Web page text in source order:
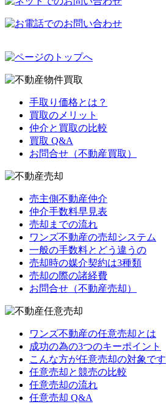
手取り価格とは？
買取のメリット
仲介と買取の比較
買取 Q&A
お問合せ（不動産買取）
売主側不動産仲介
仲介手数料早見表
売却までの流れ
ワンズ不動産の売却システム
一般の手数料とどう違うの
売却時の媒介契約は3種類
売却の際の諸経費
お問合せ（不動産売却）
ワンズ不動産の任意売却とは
成功の為の3つのキーポイント
こんな方が任意売却の対象です
任意売却と競売の比較
任意売却の流れ
任意売却 Q&A